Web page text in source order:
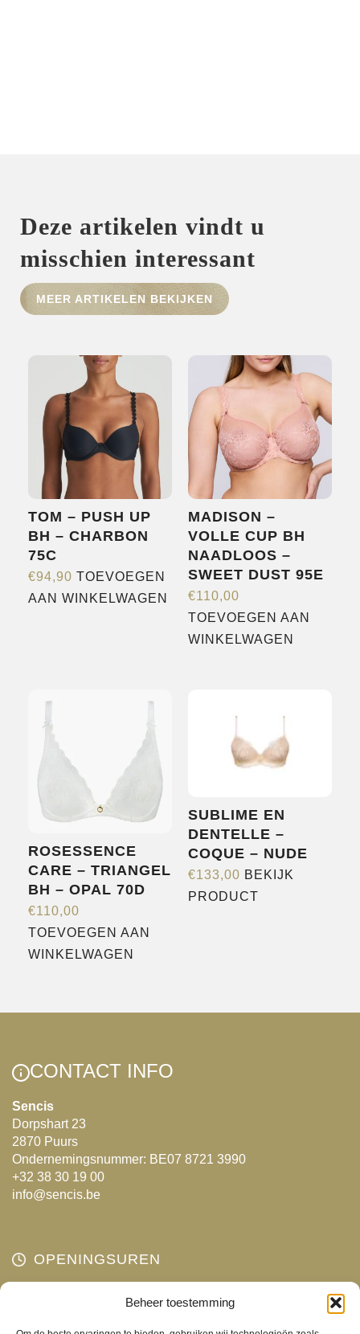
Beheer toestemming
HOME
MERKEN
NIEUWS
CONTACT
Deze artikelen vindt u
misschien interessant
MEER ARTIKELEN BEKIJKEN
TOM – PUSH UP
BH – CHARBON
75C
€94,90 TOEVOEGEN
AAN WINKELWAGEN
MADISON –
VOLLE CUP BH
NAADLOOS –
SWEET DUST 95E
€110,00
TOEVOEGEN AAN
WINKELWAGEN
ROSESSENCE
CARE – TRIANGEL
BH – OPAL 70D
€110,00
TOEVOEGEN AAN
WINKELWAGEN
SUBLIME EN
DENTELLE –
COQUE – NUDE
€133,00 BEKIJK
PRODUCT
CONTACT INFO
Sencis
Dorpshart 23
2870 Puurs
Ondernemingsnummer: BE07 8721 3990
+32 38 30 19 00
info@sencis.be
OPENINGSUREN
Gesloten